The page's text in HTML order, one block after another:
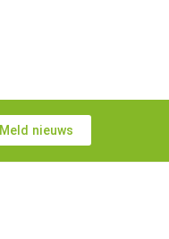
Meld nieuws